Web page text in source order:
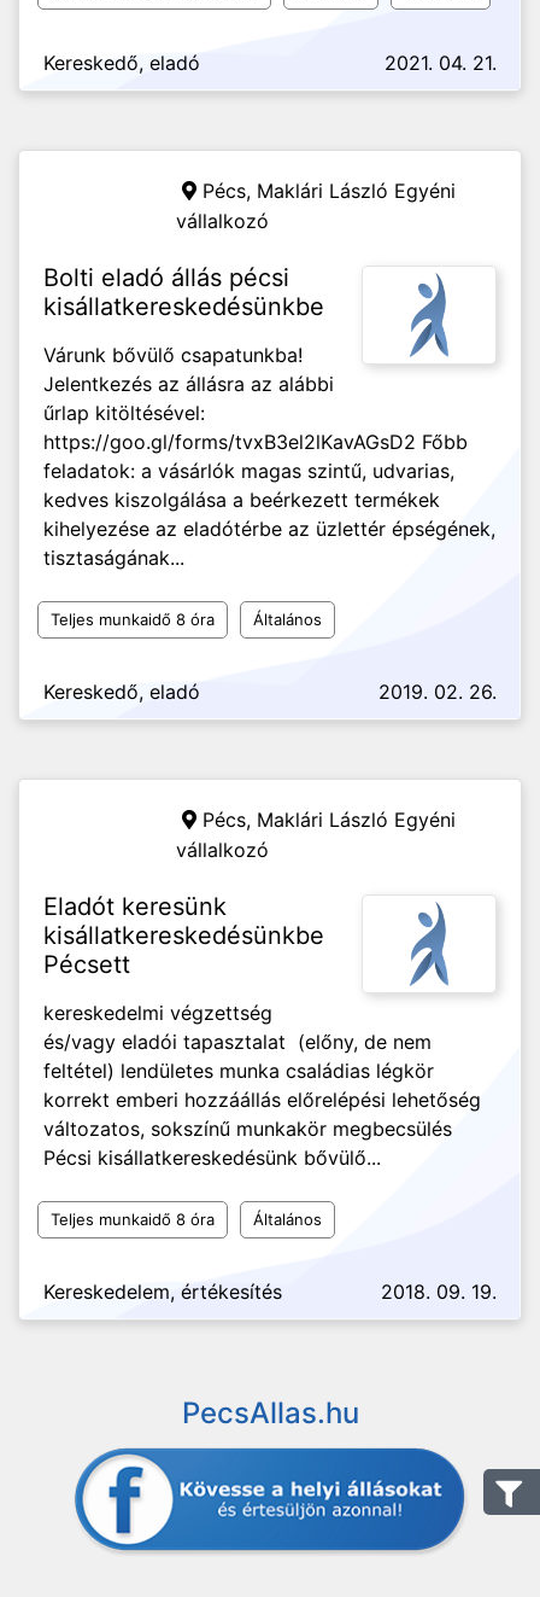
Kereskedő, eladó 2021. 04. 21.
Pécs, Maklári László Egyéni
vállalkozó
Bolti eladó állás pécsi
kisállatkereskedésünkbe
Várunk bővülő csapatunkba!
Jelentkezés az állásra az alábbi
űrlap kitöltésével:
https://goo.gl/forms/tvxB3el2lKavAGsD2 Főbb
feladatok: a vásárlók magas szintű, udvarias,
kedves kiszolgálása a beérkezett termékek
kihelyezése az eladótérbe az üzlettér épségének,
tisztaságának...
Teljes munkaidő 8 óra Általános
Kereskedő, eladó 2019. 02. 26.
Pécs, Maklári László Egyéni
vállalkozó
Eladót keresünk
kisállatkereskedésünkbe
Pécsett
kereskedelmi végzettség
és/vagy eladói tapasztalat (előny, de nem
feltétel) lendületes munka családias légkör
korrekt emberi hozzáállás előrelépési lehetőség
változatos, sokszínű munkakör megbecsülés
Pécsi kisállatkereskedésünk bővülő...
Teljes munkaidő 8 óra Általános
Kereskedelem, értékesítés 2018. 09. 19.
PecsAllas.hu